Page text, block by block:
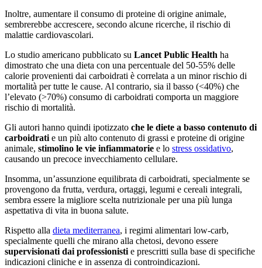
Inoltre, aumentare il consumo di proteine di origine animale,
sembrerebbe accrescere, secondo alcune ricerche, il rischio di
malattie cardiovascolari.
Lo studio americano pubblicato su Lancet Public Health ha
dimostrato che una dieta con una percentuale del 50-55% delle
calorie provenienti dai carboidrati è correlata a un minor rischio di
mortalità per tutte le cause. Al contrario, sia il basso (<40%) che
l’elevato (>70%) consumo di carboidrati comporta un maggiore
rischio di mortalità.
Gli autori hanno quindi ipotizzato che le diete a basso contenuto di
carboidrati e un più alto contenuto di grassi e proteine di origine
animale, stimolino le vie infiammatorie e lo stress ossidativo,
causando un precoce invecchiamento cellulare.
Insomma, un’assunzione equilibrata di carboidrati, specialmente se
provengono da frutta, verdura, ortaggi, legumi e cereali integrali,
sembra essere la migliore scelta nutrizionale per una più lunga
aspettativa di vita in buona salute.
Rispetto alla dieta mediterranea, i regimi alimentari low-carb,
specialmente quelli che mirano alla chetosi, devono essere
supervisionati dai professionisti e prescritti sulla base di specifiche
indicazioni cliniche e in assenza di controindicazioni.